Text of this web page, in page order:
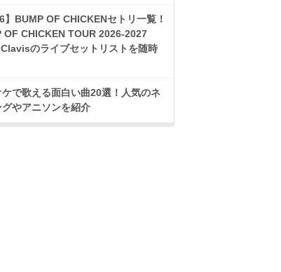
】BUMP OF CHICKENセトリ一覧！
OF CHICKEN TOUR 2026-2027
のライブセットリストを随時
ケで歌える面白い曲20選！人気のネ
グやアニソンを紹介